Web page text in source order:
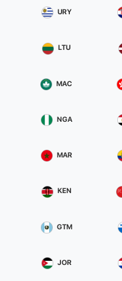
URY
LTU
MAC
NGA
MAR
KEN
GTM
JOR